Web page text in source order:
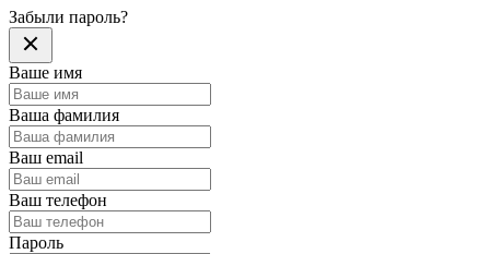
Забыли пароль?
Ваше имя
Ваша фамилия
Ваш email
Ваш телефон
Пароль